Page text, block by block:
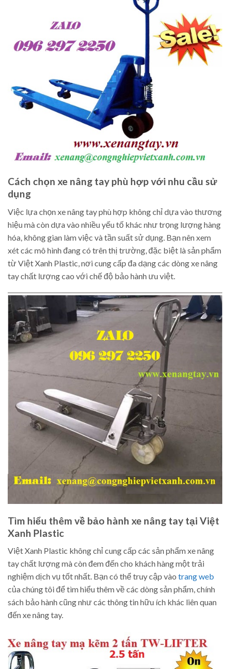
Cách chọn xe nâng tay phù hợp với nhu cầu sử
dụng
Việc lựa chọn xe nâng tay phù hợp không chỉ dựa vào thương
hiệu mà còn dựa vào nhiều yếu tố khác như trọng lượng hàng
hóa, không gian làm việc và tần suất sử dụng. Bạn nên xem
xét các mô hình đang có trên thị trường, đặc biệt là sản phẩm
từ Việt Xanh Plastic, nơi cung cấp đa dạng các dòng xe nâng
tay chất lượng cao với chế độ bảo hành ưu việt.
Tìm hiểu thêm về bảo hành xe nâng tay tại Việt
Xanh Plastic
Việt Xanh Plastic không chỉ cung cấp các sản phẩm xe nâng
tay chất lượng mà còn đem đến cho khách hàng một trải
nghiệm dịch vụ tốt nhất. Bạn có thể truy cập vào trang web
của chúng tôi để tìm hiểu thêm về các dòng sản phẩm, chính
sách bảo hành cũng như các thông tin hữu ích khác liên quan
đến xe nâng tay.